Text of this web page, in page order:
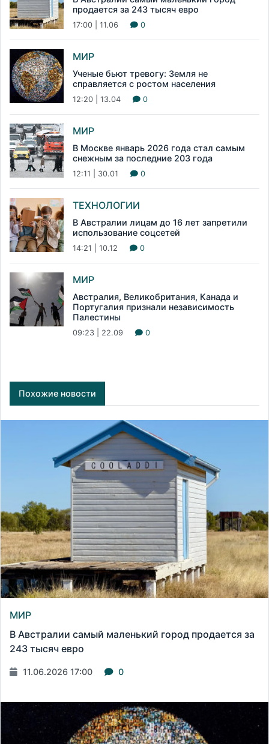
продается за 243 тысяч евро
17:00 | 11.06 0
МИР
Ученые бьют тревогу: Земля не
справляется с ростом населения
12:20 | 13.04 0
МИР
В Москве январь 2026 года стал самым
снежным за последние 203 года
12:11 | 30.01 0
ТЕХНОЛОГИИ
В Австралии лицам до 16 лет запретили
использование соцсетей
14:21 | 10.12 0
МИР
Австралия, Великобритания, Канада и
Португалия признали независимость
Палестины
09:23 | 22.09 0
Похожие новости
МИР
В Австралии самый маленький город продается за
243 тысяч евро
11.06.2026 17:00 0